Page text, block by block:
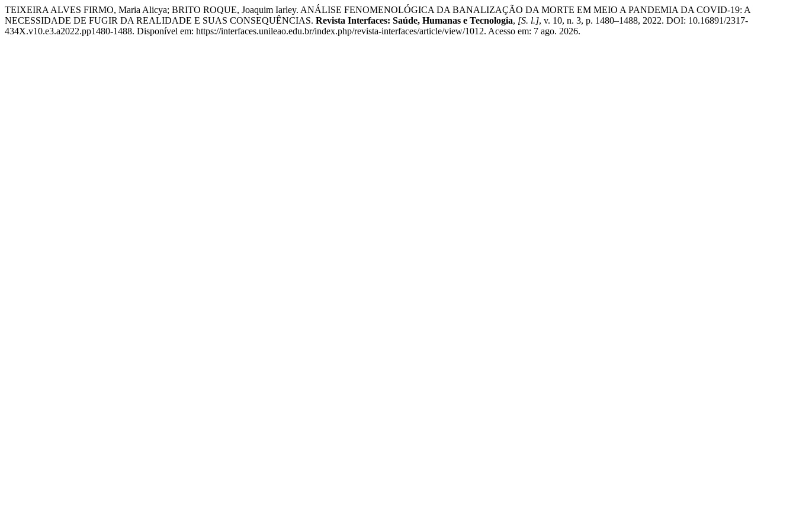
TEIXEIRA ALVES FIRMO, Maria Alicya; BRITO ROQUE, Joaquim Iarley. ANÁLISE FENOMENOLÓGICA DA BANALIZAÇÃO DA MORTE EM MEIO A PANDEMIA DA COVID-19: A
NECESSIDADE DE FUGIR DA REALIDADE E SUAS CONSEQUÊNCIAS. Revista Interfaces: Saúde, Humanas e Tecnologia, [S. l.], v. 10, n. 3, p. 1480–1488, 2022. DOI: 10.16891/2317-
434X.v10.e3.a2022.pp1480-1488. Disponível em: https://interfaces.unileao.edu.br/index.php/revista-interfaces/article/view/1012. Acesso em: 7 ago. 2026.